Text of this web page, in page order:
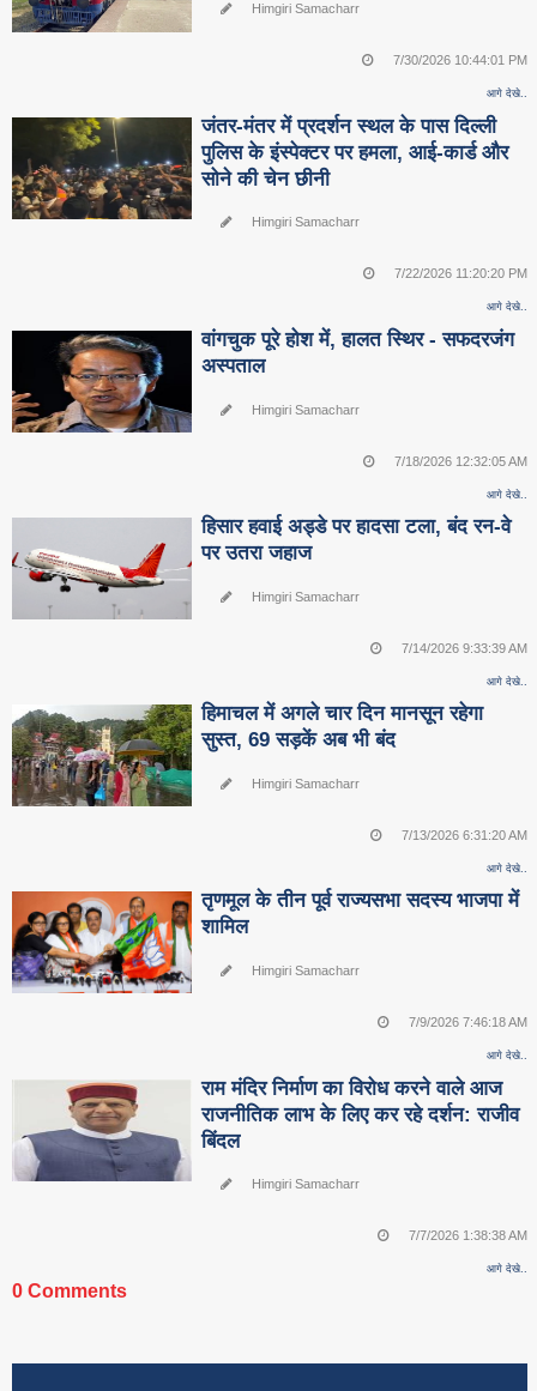
Himgiri Samacharr
7/30/2026 10:44:01 PM
आगे देखे..
जंतर-मंतर में प्रदर्शन स्थल के पास दिल्ली
पुलिस के इंस्पेक्टर पर हमला, आई-कार्ड और
सोने की चेन छीनी
Himgiri Samacharr
7/22/2026 11:20:20 PM
आगे देखे..
वांगचुक पूरे होश में, हालत स्थिर - सफदरजंग
अस्पताल
Himgiri Samacharr
7/18/2026 12:32:05 AM
आगे देखे..
हिसार हवाई अड्डे पर हादसा टला, बंद रन-वे
पर उतरा जहाज
Himgiri Samacharr
7/14/2026 9:33:39 AM
आगे देखे..
हिमाचल में अगले चार दिन मानसून रहेगा
सुस्त, 69 सड़कें अब भी बंद
Himgiri Samacharr
7/13/2026 6:31:20 AM
आगे देखे..
तृणमूल के तीन पूर्व राज्यसभा सदस्य भाजपा में
शामिल
Himgiri Samacharr
7/9/2026 7:46:18 AM
आगे देखे..
राम मंदिर निर्माण का विरोध करने वाले आज
राजनीतिक लाभ के लिए कर रहे दर्शन: राजीव
बिंदल
Himgiri Samacharr
7/7/2026 1:38:38 AM
आगे देखे..
0 Comments